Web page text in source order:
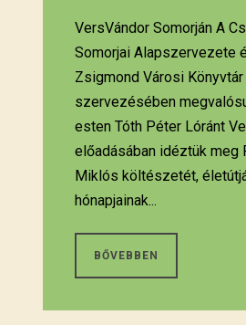
VersVándor Somorján A
Somorjai Alapszervezete
Zsigmond Városi
szervezésében
esten Tóth Péter Lóránt
előadásában idéztük meg
Miklós költészetét,
hónapjainak...
BŐVEBBEN